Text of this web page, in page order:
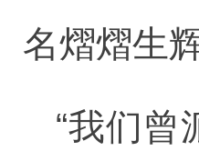
名熠熠生辉
“我们